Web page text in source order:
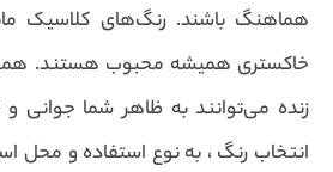
هماهنگ باشند. رنگ‌های کلاسیک
خاکستری همیشه محبوب هستند.
زنده می‌توانند به ظاهر شما جوانی
انتخاب رنگ ، به نوع استفاده و محل